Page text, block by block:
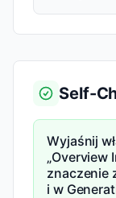
Self-
Wyjaśnij
„Overview
znaczenie
i w